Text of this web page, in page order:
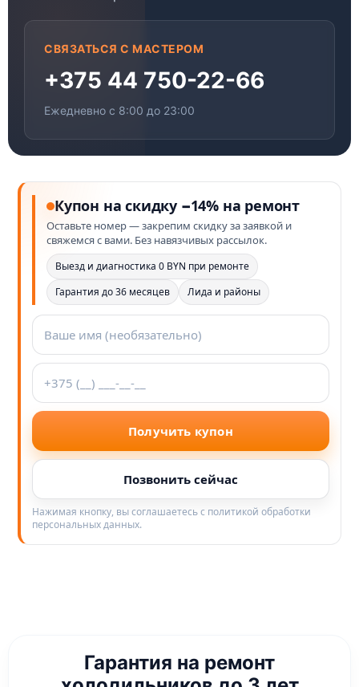
СВЯЗАТЬСЯ С МАСТЕРОМ
+375 44 750-22-66
Ежедневно с 8:00 до 23:00
Купон на скидку −14% на ремонт
Оставьте номер — закрепим скидку за заявкой и
свяжемся с вами. Без навязчивых рассылок.
Выезд и диагностика 0 BYN при ремонте
Гарантия до 36 месяцев
Лида и районы
Получить купон
Позвонить сейчас
Нажимая кнопку, вы соглашаетесь с политикой обработки
персональных данных.
Гарантия на ремонт